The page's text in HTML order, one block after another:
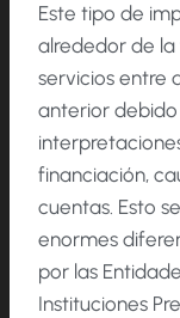
Este tipo de
alrededor de la
servicios entre
anterior
financiación,
cuentas. Esto
enormes
por las
Instituciones